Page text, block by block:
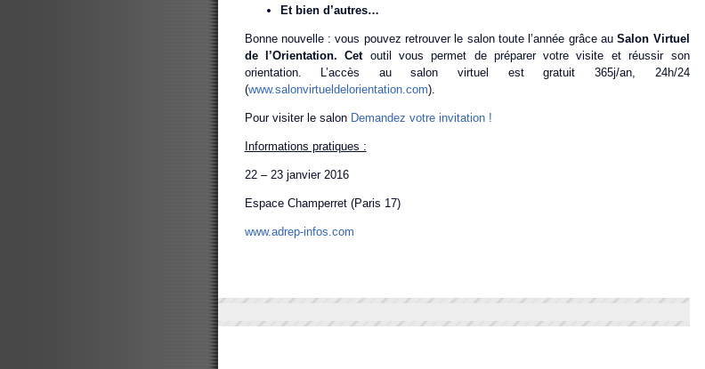
Et bien d’autres…
Bonne nouvelle : vous pouvez retrouver le salon toute l’année grâce auSalon Virtuel
de l’Orientation. Cet outil vous permet de préparer votre visite et réussir son
orientation. L’accès au salon virtuel est gratuit 365j/an, 24h/24
(www.salonvirtueldelorientation.com).
Pour visiter le salon Demandez votre invitation !
Informations pratiques :
22 – 23 janvier 2016
Espace Champerret (Paris 17)
www.adrep-infos.com